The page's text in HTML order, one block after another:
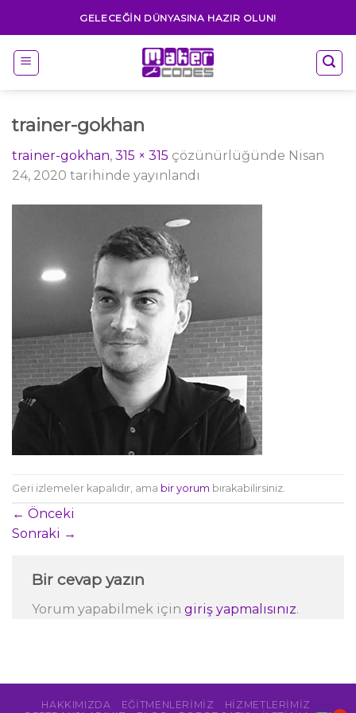
content
GELECEĞIN DÜNYASINA HAZIR OLUN!
trainer-gokhan
trainer-gokhan, 315 × 315 çözünürlüğünde Nisan
24, 2020 tarihinde yayınlandı
Geri izlemeler kapalıdır, ama bir yorum bırakabilirsiniz.
← Önceki
Sonraki →
Bir cevap yazın
Yorum yapabilmek için giriş yapmalısınız.
HAKKIMIZDA EĞITMENLERIMIZ
HIZMETLERIMIZ